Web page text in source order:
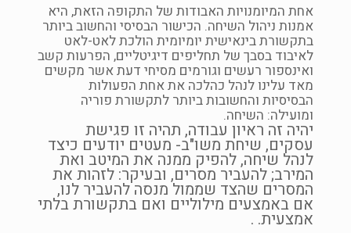
אחת המיומנויות האבודות של התקופה הזאת, היא
אמנות ניהול השיחה. הכישור הבסיסי והחשוב ביותר
בתקשורת בינאישית יומיומית הולכת לאט-לאט
לאיבוד בסבך של תחליפים דיגיטליים, הפרעות קשב
ואינספור רעשים וגורמים מסיחי דעת אשר מקשים
מאד עלינו לנהל כהלכה את אחת הפעולות
הבסיסיות והחשובות ביותר לתקשורת פוריה
ומועילה: השיחה.
יהיה זה ראיון עבודה, תהיה זו פגישת
עסקים, שיחת משו"ב- מעטים יודעים כיצד
לנהל שיחה, להפיק ממנה את המיטב ואת
המירב; להעביר מסרים, ובעיקר: לזהות את
המסרים שהצד שממול מנסה להעביר לנו,
אם באמצעים מילוליים ואם בתקשורת בלתי
אמצעית. .